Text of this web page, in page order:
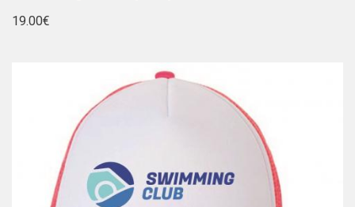
19.00€